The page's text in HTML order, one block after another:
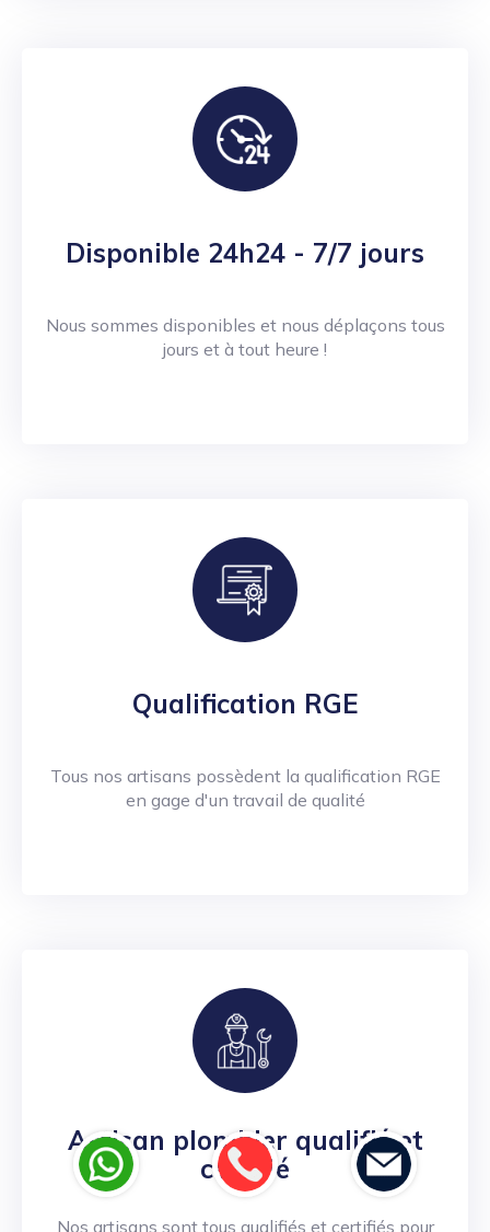
Disponible 24h24 - 7/7 jours
Nous sommes disponibles et nous déplaçons tous
jours et à tout heure !
Qualification RGE
Tous nos artisans possèdent la qualification RGE
en gage d'un travail de qualité
Artisan plombier qualifié et
certifié
Nos artisans sont tous qualifiés et certifiés pour